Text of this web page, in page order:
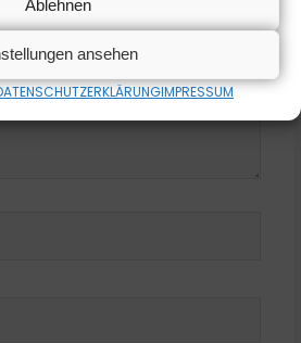
Ablehnen
ansehen
IMPRESSUM